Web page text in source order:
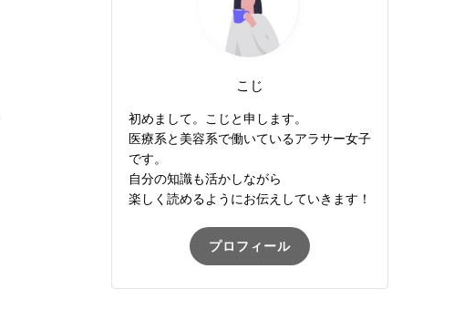
こじ
初めまして。こじと申します。
医療系と美容系で働いているアラサー女子
です。
自分の知識も活かしながら
楽しく読めるようにお伝えしていきます！
プロフィール